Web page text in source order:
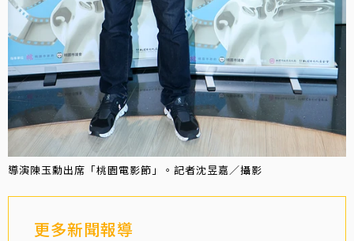
導演陳玉勳出席「桃園電影節」。記者沈昱嘉／攝影
更多新聞報導